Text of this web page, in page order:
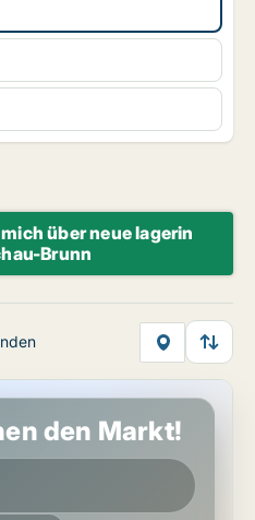
über neue lagerin
Brunn
den Markt!